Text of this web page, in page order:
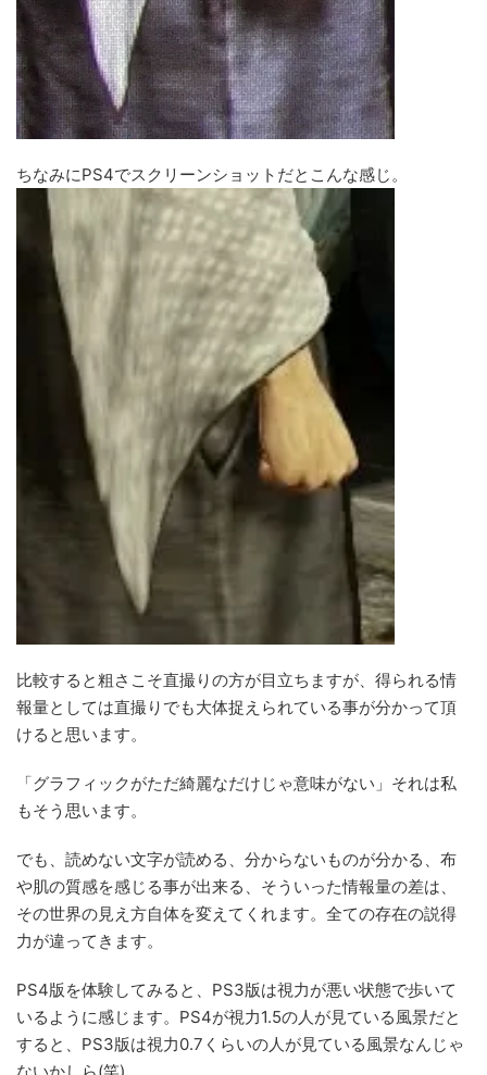
ちなみにPS4でスクリーンショットだとこんな感じ。
比較すると粗さこそ直撮りの方が目立ちますが、得られる情
報量としては直撮りでも大体捉えられている事が分かって頂
けると思います。
「グラフィックがただ綺麗なだけじゃ意味がない」それは私
もそう思います。
でも、読めない文字が読める、分からないものが分かる、布
や肌の質感を感じる事が出来る、そういった情報量の差は、
その世界の見え方自体を変えてくれます。全ての存在の説得
力が違ってきます。
PS4版を体験してみると、PS3版は視力が悪い状態で歩いて
いるように感じます。PS4が視力1.5の人が見ている風景だと
すると、PS3版は視力0.7くらいの人が見ている風景なんじゃ
ないかしら(笑)